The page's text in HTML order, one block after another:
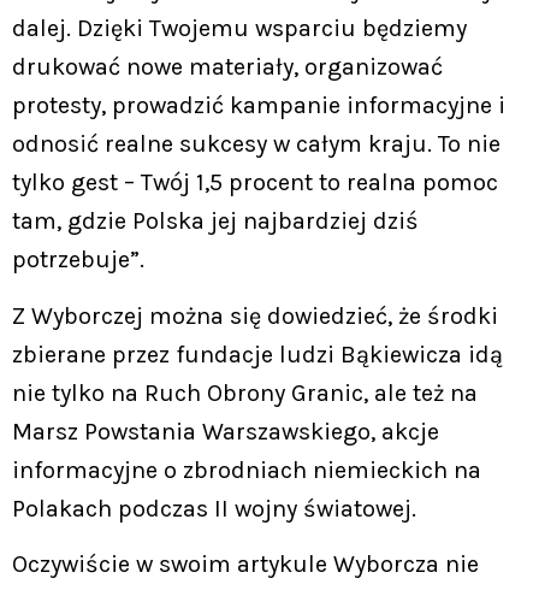
dalej. Dzięki Twojemu wsparciu będziemy
drukować nowe materiały, organizować
protesty, prowadzić kampanie informacyjne i
odnosić realne sukcesy w całym kraju. To nie
tylko gest – Twój 1,5 procent to realna pomoc
tam, gdzie Polska jej najbardziej dziś
potrzebuje”.
Z Wyborczej można się dowiedzieć, że środki
zbierane przez fundacje ludzi Bąkiewicza idą
nie tylko na Ruch Obrony Granic, ale też na
Marsz Powstania Warszawskiego, akcje
informacyjne o zbrodniach niemieckich na
Polakach podczas II wojny światowej.
Oczywiście w swoim artykule Wyborcza nie